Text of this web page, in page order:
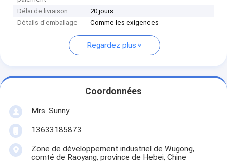
Délai de livraison
20 jours
Détails d'emballage
Comme les exigences
Regardez plus
Coordonnées
Mrs. Sunny
13633185873
Zone de développement industriel de Wugong,
comté de Raoyang, province de Hebei, Chine